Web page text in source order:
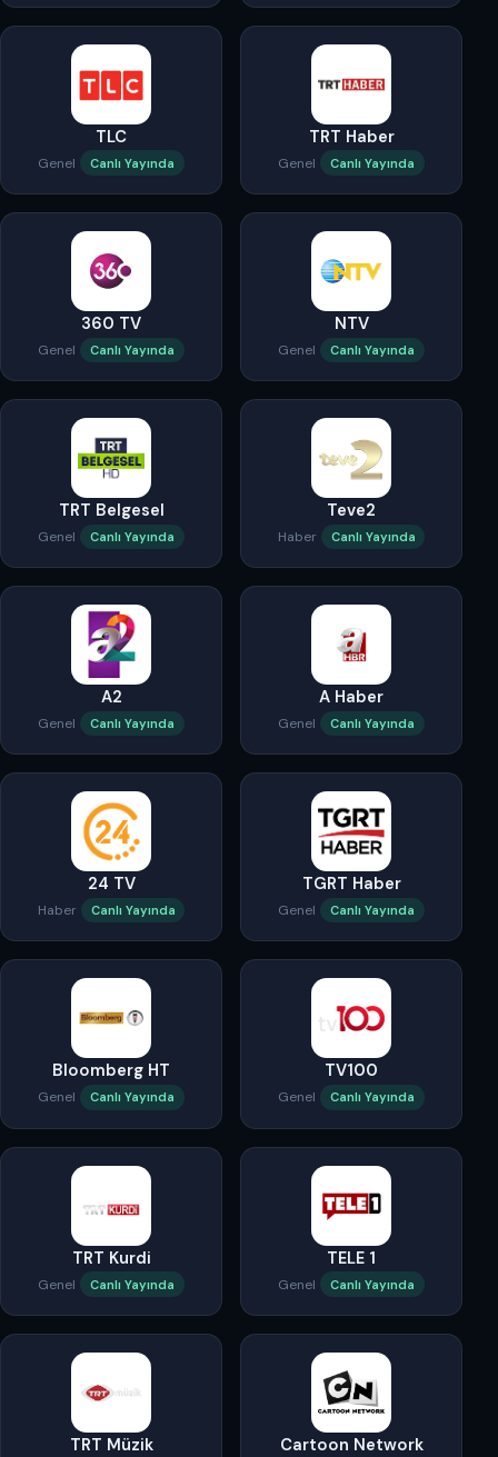
TLC
Genel Canlı Yayında
TRT Haber
Genel Canlı Yayında
360 TV
Genel Canlı Yayında
NTV
Genel Canlı Yayında
TRT Belgesel
Genel Canlı Yayında
Teve2
Haber Canlı Yayında
A2
Genel Canlı Yayında
A Haber
Genel Canlı Yayında
24 TV
Haber Canlı Yayında
TGRT Haber
Genel Canlı Yayında
Bloomberg HT
Genel Canlı Yayında
TV100
Genel Canlı Yayında
TRT Kurdi
Genel Canlı Yayında
TELE 1
Genel Canlı Yayında
TRT Müzik Cartoon Network